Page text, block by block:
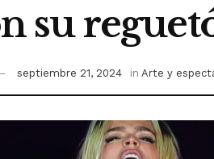
su
septiembre 21, 2024 in Arte y